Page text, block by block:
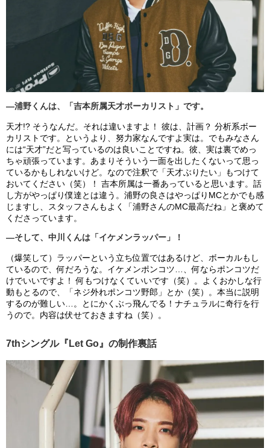
―浦野くんは、「吉本所属天才ボーカリスト」です。
天才!? そうなんだ。それは違いますよ！ 彼は、計画？ 分析系ボー
カリストです。というより、努力家なんですよ実は。でもみなさん
には“天才”だと写っているのは良いことですね。彼、実は裏でめっ
ちゃ頑張っています。あまりそういう一面を出したくないって思っ
ているかもしれないけど。なので注釈で「天才ぶりたい」もつけて
おいてください（笑）！ 吉本所属は一番あっていると思います。話
し方がやっぱり僕達とは違う。浦野の良さはやっぱりMCとかでも感
じますし、スタッフさんもよく「浦野さんのMC最高だね」と褒めて
くださっています。
―そして、中川くんは「イケメンラッパー」！
（爆笑して）ラッパーという立ち位置ではあるけど、ボーカルもし
ているので、何だろうな。イケメンポンコツ…、何ならポンコツだ
けでいいですよ！ 何もつけなくていいです（笑）。よくおかしな行
動もとるので、「ネジ外れポンコツ野郎」とか（笑）。本当に説明
するのが難しい…。とにかくぶっ飛んでる！ナチュラルに奇行を行
うので。内容は伏せておきますね（笑）。
7thシングル『Let Go』の制作裏話